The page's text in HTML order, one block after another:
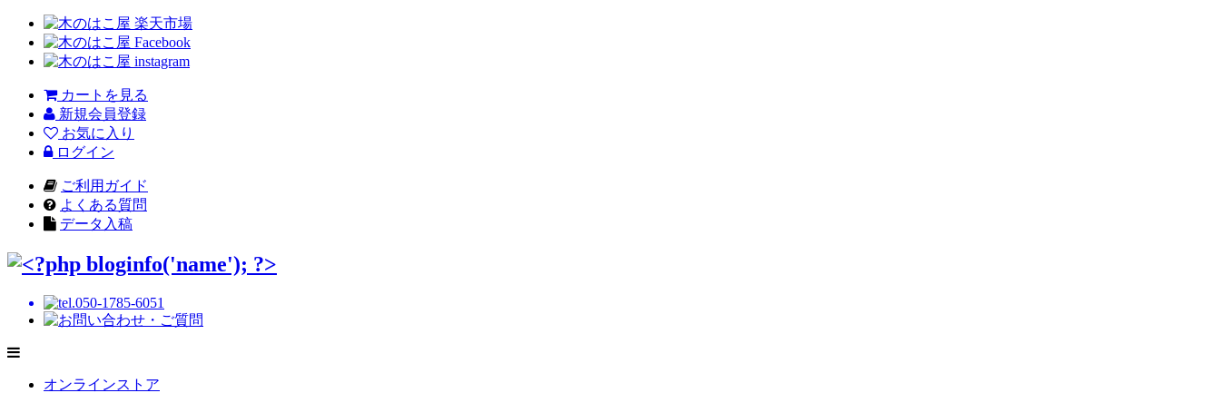
カートを見る
新規会員登録
お気に入り
ログイン
ご利用ガイド
よくある質問
データ入稿
オンラインストア